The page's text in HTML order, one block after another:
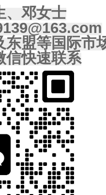
、邓女士
东盟等国际市
信快速联系